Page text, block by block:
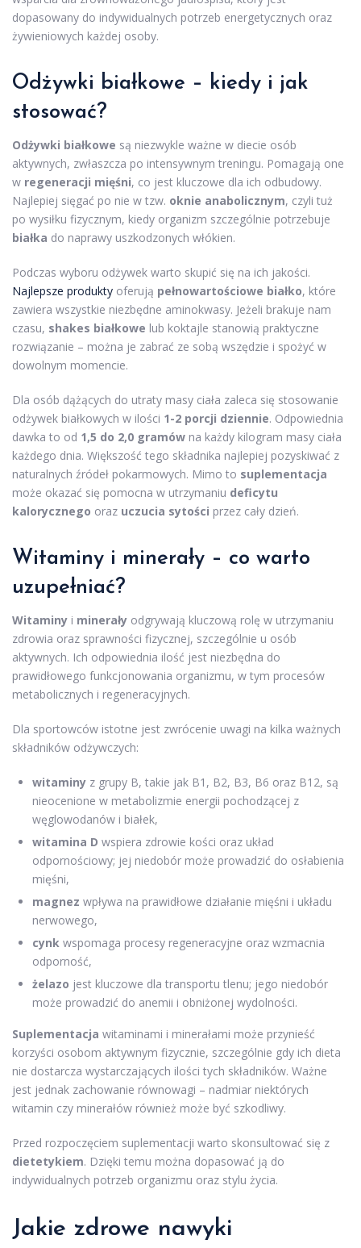
dopasowany do indywidualnych potrzeb energetycznych oraz
żywieniowych każdej osoby.
Odżywki białkowe – kiedy i jak
stosować?
Odżywki białkowe są niezwykle ważne w diecie osób
aktywnych, zwłaszcza po intensywnym treningu. Pomagają one
w regeneracji mięśni, co jest kluczowe dla ich odbudowy.
Najlepiej sięgać po nie w tzw. oknie anabolicznym, czyli tuż
po wysiłku fizycznym, kiedy organizm szczególnie potrzebuje
białka do naprawy uszkodzonych włókien.
Podczas wyboru odżywek warto skupić się na ich jakości.
Najlepsze produkty oferują pełnowartościowe białko, które
zawiera wszystkie niezbędne aminokwasy. Jeżeli brakuje nam
czasu, shakes białkowe lub koktajle stanowią praktyczne
rozwiązanie – można je zabrać ze sobą wszędzie i spożyć w
dowolnym momencie.
Dla osób dążących do utraty masy ciała zaleca się stosowanie
odżywek białkowych w ilości 1-2 porcji dziennie. Odpowiednia
dawka to od 1,5 do 2,0 gramów na każdy kilogram masy ciała
każdego dnia. Większość tego składnika najlepiej pozyskiwać z
naturalnych źródeł pokarmowych. Mimo to suplementacja
może okazać się pomocna w utrzymaniu deficytu
kalorycznego oraz uczucia sytości przez cały dzień.
Witaminy i minerały – co warto
uzupełniać?
Witaminy i minerały odgrywają kluczową rolę w utrzymaniu
zdrowia oraz sprawności fizycznej, szczególnie u osób
aktywnych. Ich odpowiednia ilość jest niezbędna do
prawidłowego funkcjonowania organizmu, w tym procesów
metabolicznych i regeneracyjnych.
Dla sportowców istotne jest zwrócenie uwagi na kilka ważnych
składników odżywczych:
witaminy z grupy B, takie jak B1, B2, B3, B6 oraz B12, są
nieocenione w metabolizmie energii pochodzącej z
węglowodanów i białek,
witamina D wspiera zdrowie kości oraz układ
odpornościowy; jej niedobór może prowadzić do osłabienia
mięśni,
magnez wpływa na prawidłowe działanie mięśni i układu
nerwowego,
cynk wspomaga procesy regeneracyjne oraz wzmacnia
odporność,
żelazo jest kluczowe dla transportu tlenu; jego niedobór
może prowadzić do anemii i obniżonej wydolności.
Suplementacja witaminami i minerałami może przynieść
korzyści osobom aktywnym fizycznie, szczególnie gdy ich dieta
nie dostarcza wystarczających ilości tych składników. Ważne
jest jednak zachowanie równowagi – nadmiar niektórych
witamin czy minerałów również może być szkodliwy.
Przed rozpoczęciem suplementacji warto skonsultować się z
dietetykiem. Dzięki temu można dopasować ją do
indywidualnych potrzeb organizmu oraz stylu życia.
Jakie zdrowe nawyki